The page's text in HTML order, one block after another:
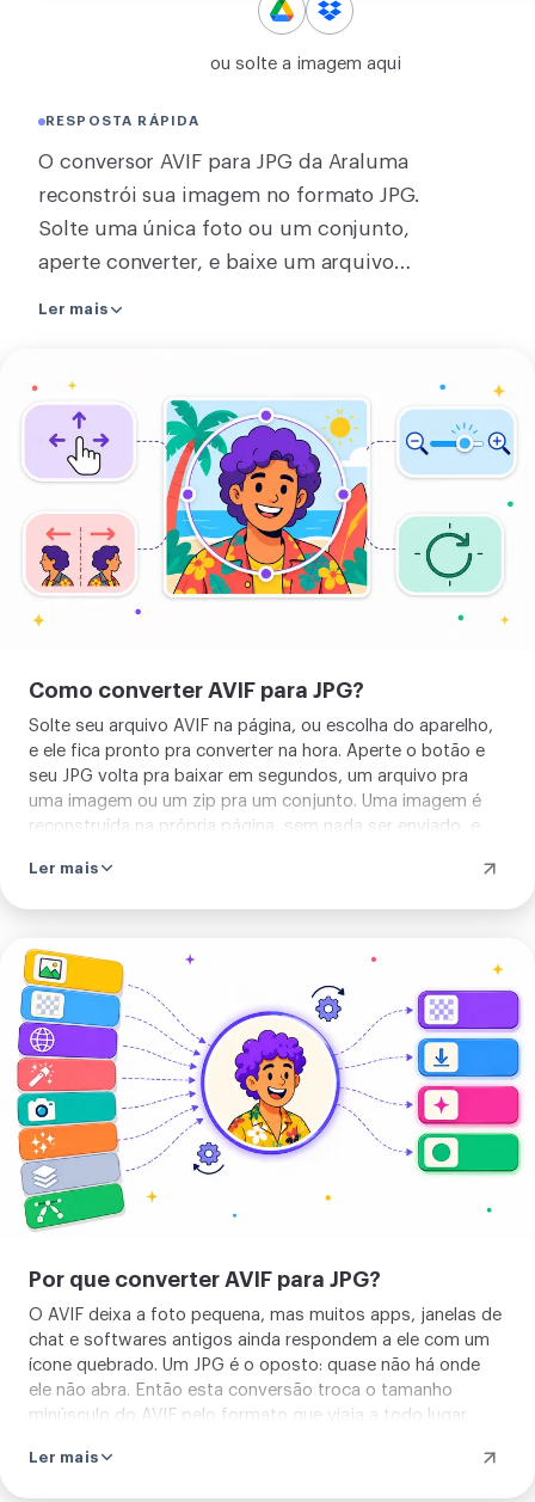
OUTROS
Converter JPG para PDF
ou solte a imagem aqui
RESPOSTA RÁPIDA
O conversor AVIF para JPG da Araluma
reconstrói sua imagem no formato JPG.
Solte uma única foto ou um conjunto,
aperte converter, e baixe um arquivo
convertida na própria página, sem
nada ser enviado, enquanto converter
várias de uma vez usa o nosso servidor
e o link de download some em cerca de
duas horas. Um JPG não tem
transparência, então qualquer área
vazada sai branca. Ele lê AVIF, e um lote
inteiro deles, e devolve um JPG ou um
aprender nem para instalar primeiro.
Solte seu AVIF e converta.
Ler mais
imagem
Como converter AVIF para JPG?
Solte seu arquivo AVIF na página, ou escolha do aparelho,
e ele fica pronto pra converter na hora. Aperte o botão e
seu JPG volta pra baixar em segundos, um arquivo pra
uma imagem ou um zip pra um conjunto. Uma imagem é
reconstruída na própria página, sem nada ser enviado, e
nada a configurar antes.
Ler mais
Enviar
sua
imagem
Por que converter AVIF para JPG?
O AVIF deixa a foto pequena, mas muitos apps, janelas de
chat e softwares antigos ainda respondem a ele com um
ícone quebrado. Um JPG é o oposto: quase não há onde
ele não abra. Então esta conversão troca o tamanho
minúsculo do AVIF pelo formato que viaja a todo lugar,
funcionar num e-mail, num formulário, ou num app que
Ler mais